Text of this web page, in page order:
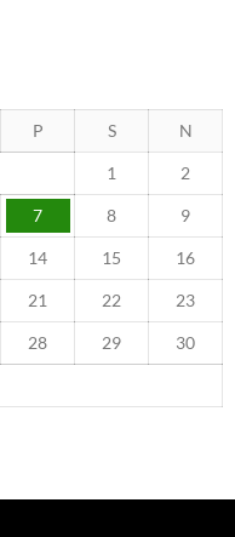
P S N
1 2
7 8 9
14 15 16
21 22 23
28 29 30